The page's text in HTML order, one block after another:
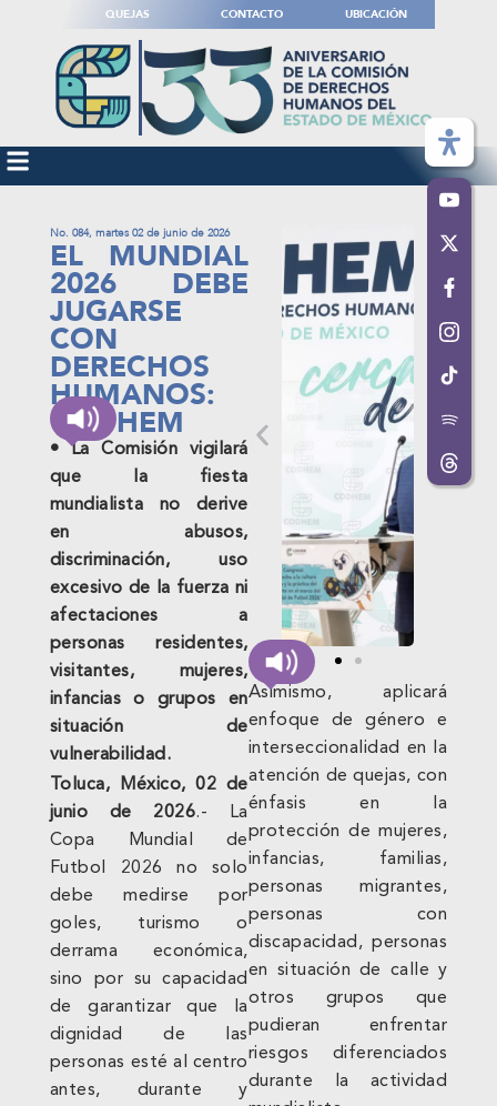
QUEJAS CONTACTO UBICACIÓN
No. 084, martes 02 de junio de 2026
EL MUNDIAL
2026 DEBE
JUGARSE
CON
DERECHOS
HUMANOS:
CODHEM
• La Comisión vigilará
que la fiesta
mundialista no derive
en abusos,
discriminación, uso
excesivo de la fuerza ni
afectaciones a
personas residentes,
visitantes, mujeres,
infancias o grupos en
situación de
vulnerabilidad.
Toluca, México, 02 de
junio de 2026.- La
Copa Mundial de
Futbol 2026 no solo
debe medirse por
goles, turismo o
derrama económica,
sino por su capacidad
de garantizar que la
dignidad de las
personas esté al centro
antes, durante y
Asimismo, aplicará
enfoque de género e
interseccionalidad en la
atención de quejas, con
énfasis en la
protección de mujeres,
infancias, familias,
personas migrantes,
personas con
discapacidad, personas
en situación de calle y
otros grupos que
pudieran enfrentar
riesgos diferenciados
durante la actividad